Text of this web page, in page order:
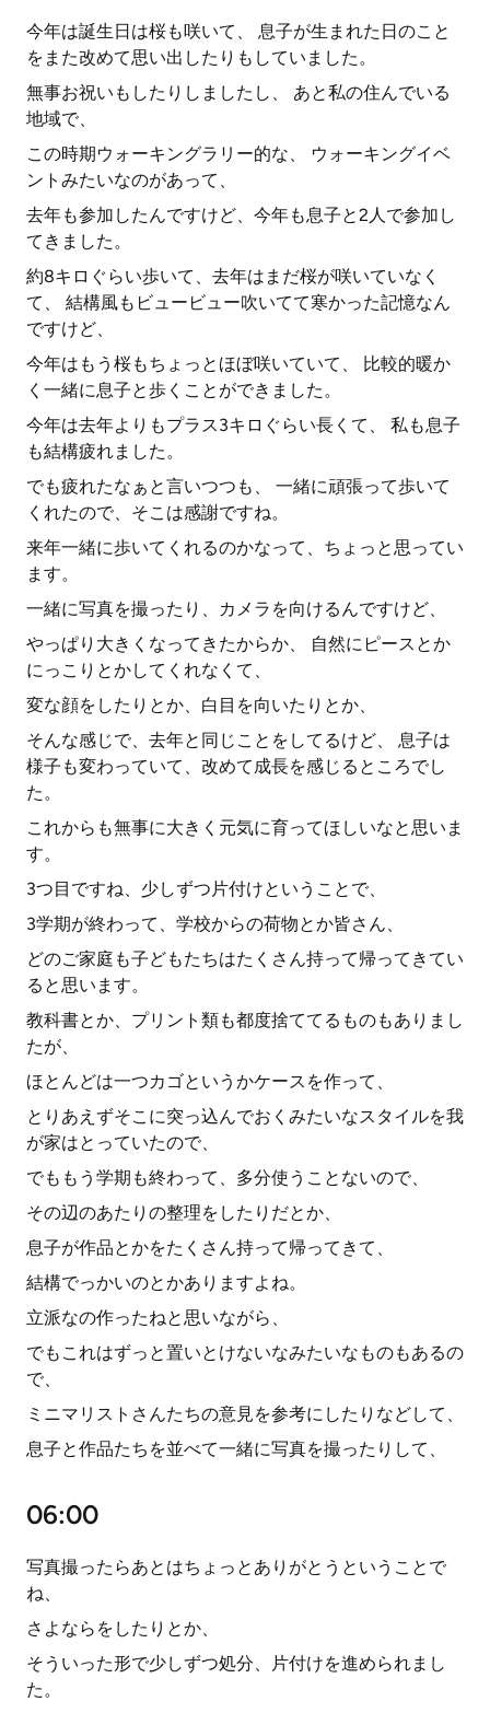
今年は誕生日は桜も咲いて、 息子が生まれた日のこと
をまた改めて思い出したりもしていました。
無事お祝いもしたりしましたし、 あと私の住んでいる
地域で、
この時期ウォーキングラリー的な、 ウォーキングイベ
ントみたいなのがあって、
去年も参加したんですけど、今年も息子と2人で参加し
てきました。
約8キロぐらい歩いて、去年はまだ桜が咲いていなく
て、 結構風もビュービュー吹いてて寒かった記憶なん
ですけど、
今年はもう桜もちょっとほぼ咲いていて、 比較的暖か
く一緒に息子と歩くことができました。
今年は去年よりもプラス3キロぐらい長くて、 私も息子
も結構疲れました。
でも疲れたなぁと言いつつも、 一緒に頑張って歩いて
くれたので、そこは感謝ですね。
来年一緒に歩いてくれるのかなって、ちょっと思ってい
ます。
一緒に写真を撮ったり、カメラを向けるんですけど、
やっぱり大きくなってきたからか、 自然にピースとか
にっこりとかしてくれなくて、
変な顔をしたりとか、白目を向いたりとか、
そんな感じで、去年と同じことをしてるけど、 息子は
様子も変わっていて、改めて成長を感じるところでし
た。
これからも無事に大きく元気に育ってほしいなと思いま
す。
3つ目ですね、少しずつ片付けということで、
3学期が終わって、学校からの荷物とか皆さん、
どのご家庭も子どもたちはたくさん持って帰ってきてい
ると思います。
教科書とか、プリント類も都度捨ててるものもありまし
たが、
ほとんどは一つカゴというかケースを作って、
とりあえずそこに突っ込んでおくみたいなスタイルを我
が家はとっていたので、
でももう学期も終わって、多分使うことないので、
その辺のあたりの整理をしたりだとか、
息子が作品とかをたくさん持って帰ってきて、
結構でっかいのとかありますよね。
立派なの作ったねと思いながら、
でもこれはずっと置いとけないなみたいなものもあるの
で、
ミニマリストさんたちの意見を参考にしたりなどして、
息子と作品たちを並べて一緒に写真を撮ったりして、
06:00
写真撮ったらあとはちょっとありがとうということで
ね、
さよならをしたりとか、
そういった形で少しずつ処分、片付けを進められまし
た。